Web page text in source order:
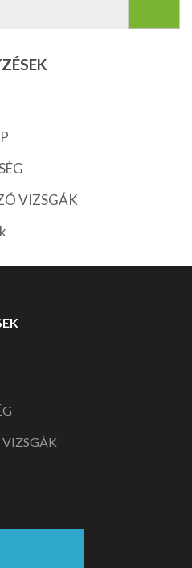
VIZSGÁK
VIZSGÁK